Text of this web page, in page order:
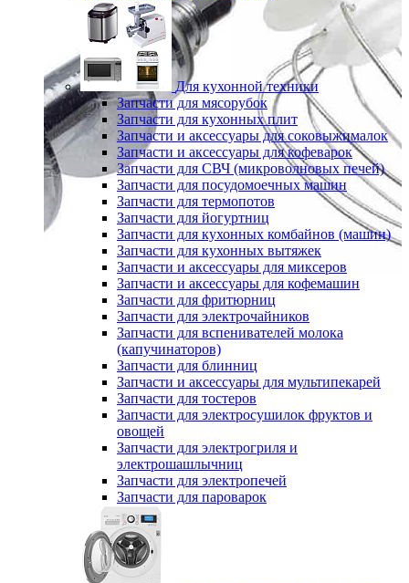
Для кухонной техники
Запчасти для мясорубок
Запчасти для кухонных плит
Запчасти и аксессуары для соковыжималок
Запчасти и аксессуары для кофеварок
Запчасти для СВЧ (микроволновых печей)
Запчасти для посудомоечных машин
Запчасти для термопотов
Запчасти для йогуртниц
Запчасти для кухонных комбайнов (машин)
Запчасти для кухонных вытяжек
Запчасти и аксессуары для миксеров
Запчасти и аксессуары для кофемашин
Запчасти для фритюрниц
Запчасти для электрочайников
Запчасти для вспенивателей молока
(капучинаторов)
Запчасти для блинниц
Запчасти и аксессуары для мультипекарей
Запчасти для тостеров
Запчасти для электросушилок фруктов и
овощей
Запчасти для электрогриля и
электрошашлычниц
Запчасти для электропечей
Запчасти для пароварок